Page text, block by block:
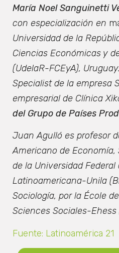
María Noel Sanguinetti
con especialización en
Universidad de la
Ciencias Económicas y
(UdelaR-FCEyA),
Specialist de la empresa
empresarial de Clínica
del Grupo de Países
Juan Agulló es profesor
Americano de Economía,
de la Universidad
Latinoamericana-Unila
Sociología, por la École
Sciences Sociales-Ehess
Fuente: Latinoamérica 21